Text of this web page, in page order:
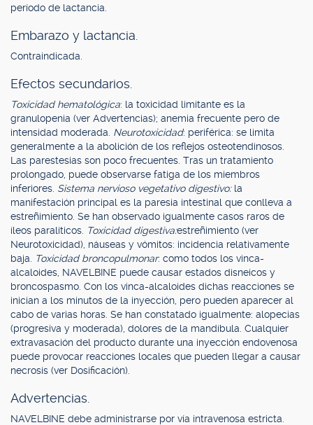
período de lactancia.
Embarazo y lactancia.
Contraindicada.
Efectos secundarios.
Toxicidad hematológica: la toxicidad limitante es la
granulopenia (ver Advertencias); anemia frecuente pero de
intensidad moderada. Neurotoxicidad: periférica: se limita
generalmente a la abolición de los reflejos osteotendinosos.
Las parestesias son poco frecuentes. Tras un tratamiento
prolongado, puede observarse fatiga de los miembros
inferiores. Sistema nervioso vegetativo digestivo: la
manifestación principal es la paresia intestinal que conlleva a
estreñimiento. Se han observado igualmente casos raros de
íleos paralíticos. Toxicidad digestiva:estreñimiento (ver
Neurotoxicidad), náuseas y vómitos: incidencia relativamente
baja.
Toxicidad broncopulmonar: como todos los vinca-
alcaloides, NAVELBINE puede causar estados disneicos y
broncospasmo. Con los vinca-alcaloides dichas reacciones se
inician a los minutos de la inyección, pero pueden aparecer al
cabo de varias horas. Se han constatado igualmente: alopecias
(progresiva y moderada), dolores de la mandíbula. Cualquier
extravasación del producto durante una inyección endovenosa
puede provocar reacciones locales que pueden llegar a causar
necrosis (ver Dosificación).
Advertencias.
NAVELBINE debe administrarse por vía intravenosa estricta.